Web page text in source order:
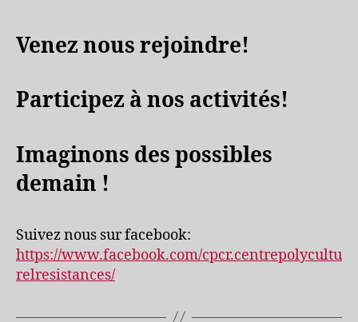
Venez nous rejoindre!
Participez à nos activités!
Imaginons des possibles
demain !
Suivez nous sur facebook:
https://www.facebook.com/cpcr.centrepolycultu
relresistances/